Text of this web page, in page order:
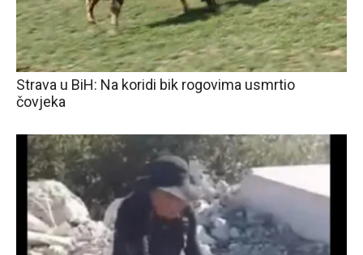
Strava u BiH: Na koridi bik rogovima usmrtio
čovjeka